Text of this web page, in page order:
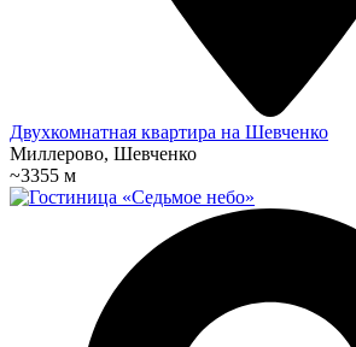
Двухкомнатная квартира на Шевченко
Миллерово, Шевченко
~3355 м